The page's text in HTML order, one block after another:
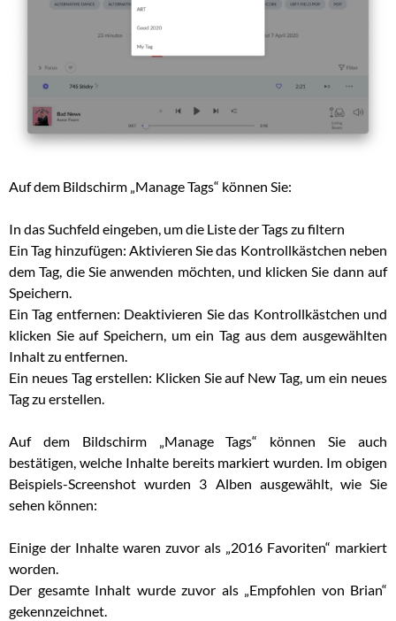
Auf dem Bildschirm „Manage Tags“ können Sie:
In das Suchfeld eingeben, um die Liste der Tags zu filtern
Ein Tag hinzufügen: Aktivieren Sie das Kontrollkästchen neben
dem Tag, die Sie anwenden möchten, und klicken Sie dann auf
Speichern.
Ein Tag entfernen: Deaktivieren Sie das Kontrollkästchen und
klicken Sie auf Speichern, um ein Tag aus dem ausgewählten
Inhalt zu entfernen.
Ein neues Tag erstellen: Klicken Sie auf New Tag, um ein neues
Tag zu erstellen.
Auf dem Bildschirm „Manage Tags“ können Sie auch
bestätigen, welche Inhalte bereits markiert wurden. Im obigen
Beispiels-Screenshot wurden 3 Alben ausgewählt, wie Sie
sehen können:
Einige der Inhalte waren zuvor als „2016 Favoriten“ markiert
worden.
Der gesamte Inhalt wurde zuvor als „Empfohlen von Brian“
gekennzeichnet.